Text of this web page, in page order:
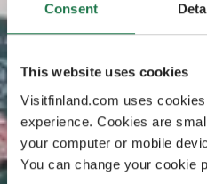
Consent
This website uses cookies
Visitfinland.com uses
experience. Cookies are
your computer or mobile
You can change your cookie